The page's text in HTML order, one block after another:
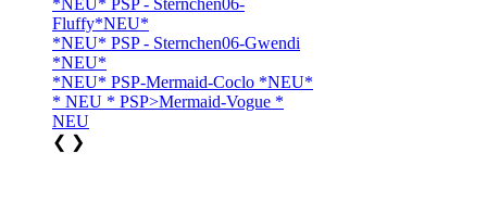
*NEU* PSP - Sternchen06-
Fluffy*NEU*
*NEU* PSP - Sternchen06-Gwendi
*NEU*
*NEU* PSP-Mermaid-Coclo *NEU*
* NEU * PSP>Mermaid-Vogue *
NEU
❮ ❯